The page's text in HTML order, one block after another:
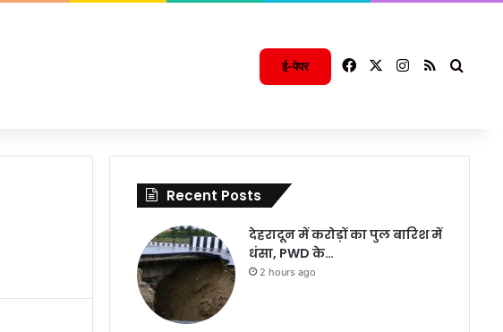
ई-पेपर FacebookInstagram
RSS
Recent Posts
देहरादून में करोड़ों का पुल बारिश में
धंसा, PWD के…
2 hours ago